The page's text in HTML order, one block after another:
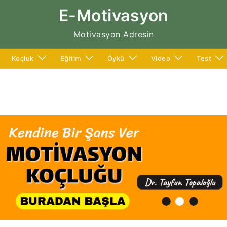
E-Motivasyon
Motivasyon Adresin
Koçluk Eğitim Öykü Video Test